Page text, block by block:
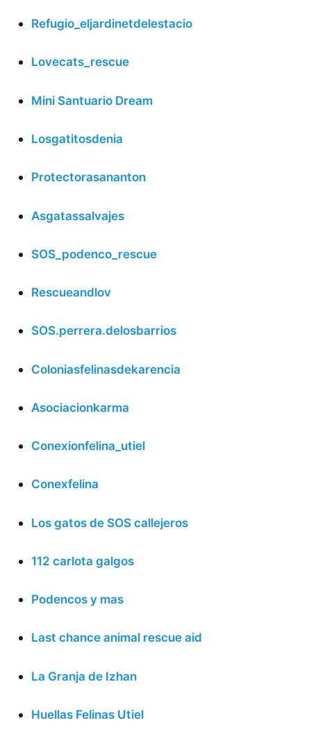
Refugio_eljardinetdelestacio
Lovecats_rescue
Mini Santuario Dream
Losgatitosdenia
Protectorasananton
Asgatassalvajes
SOS_podenco_rescue
Rescueandlov
SOS.perrera.delosbarrios
Coloniasfelinasdekarencia
Asociacionkarma
Conexionfelina_utiel
Conexfelina
Los gatos de SOS callejeros
112 carlota galgos
Podencos y mas
Last chance animal rescue aid
La Granja de Izhan
Huellas Felinas Utiel